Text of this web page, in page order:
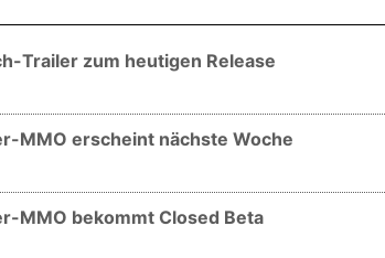
Trailer zum heutigen Release
MMO erscheint nächste Woche
MMO bekommt Closed Beta